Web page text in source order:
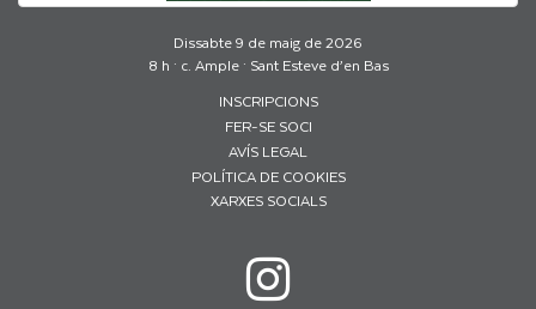
Dissabte 9 de maig de 2026
8 h · c. Ample · Sant Esteve d’en Bas
INSCRIPCIONS
FER-SE SOCI
AVÍS LEGAL
POLÍTICA DE COOKIES
XARXES SOCIALS